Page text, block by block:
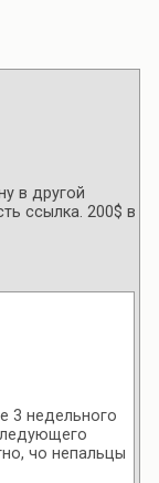
в другой
ссылка. 200$ в
3 недельного
чо непальцы